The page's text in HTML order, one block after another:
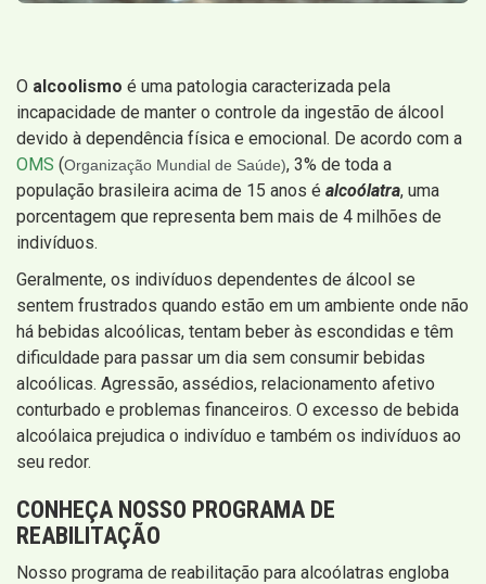
O alcoolismo é uma patologia caracterizada pela
incapacidade de manter o controle da ingestão de álcool
devido à dependência física e emocional. De acordo com a
OMS (Organização Mundial de Saúde), 3% de toda a
população brasileira acima de 15 anos é alcoólatra, uma
porcentagem que representa bem mais de 4 milhões de
indivíduos.
Geralmente, os indivíduos dependentes de álcool se
sentem frustrados quando estão em um ambiente onde não
há bebidas alcoólicas, tentam beber às escondidas e têm
dificuldade para passar um dia sem consumir bebidas
alcoólicas. Agressão, assédios, relacionamento afetivo
conturbado e problemas financeiros. O excesso de bebida
alcoólaica prejudica o indivíduo e também os indivíduos ao
seu redor.
CONHEÇA NOSSO PROGRAMA DE
REABILITAÇÃO
Nosso programa de reabilitação para alcoólatras engloba